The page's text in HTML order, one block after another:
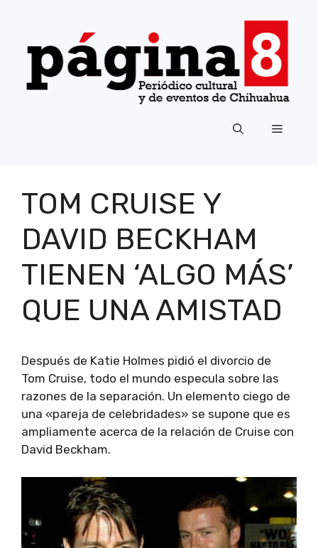
contenido
Menú
TOM CRUISE Y
DAVID BECKHAM
TIENEN ‘ALGO MÁS’
QUE UNA AMISTAD
Después de Katie Holmes pidió el divorcio de
Tom Cruise, todo el mundo especula sobre las
razones de la separación. Un elemento ciego de
una «pareja de celebridades» se supone que es
ampliamente acerca de la relación de Cruise con
David Beckham.